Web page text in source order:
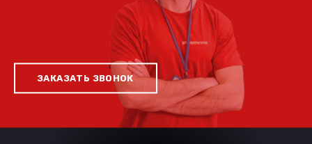
ЗАКАЗАТЬ ЗВОНОК